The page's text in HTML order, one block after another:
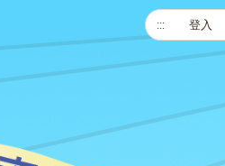
::: 登入